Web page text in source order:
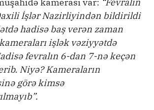
İşlər Nazirliyindən bildirildi
hadisə baş verən zaman
işlək vəziyyətdə
fevralın 6-dan 7-nə keçən
Niyə? Kameraların
görə kimsə